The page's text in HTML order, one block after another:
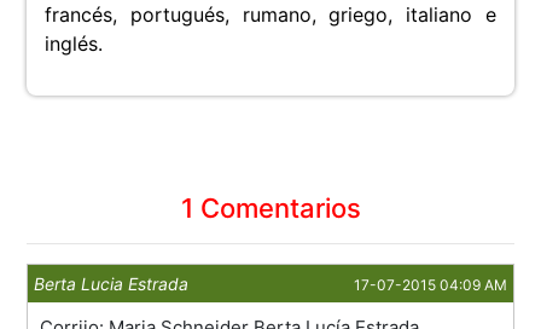
francés, portugués, rumano, griego, italiano e
inglés.
1 Comentarios
Berta Lucia Estrada 17-07-2015 04:09 AM